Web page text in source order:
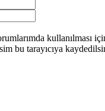
kullanılması
bu tarayıcıya